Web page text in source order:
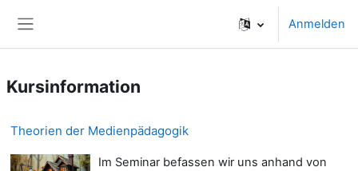
Anmelden
Kursinformation
Theorien der Medienpädagogik
Im Seminar befassen wir uns anhand von